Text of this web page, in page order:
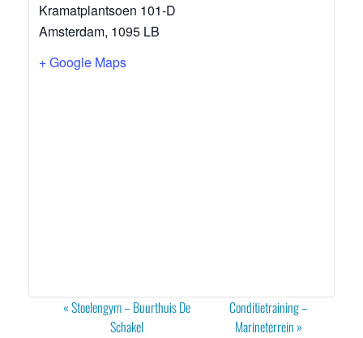
Kramatplantsoen 101-D
Amsterdam, 1095 LB
+ Google Maps
Evenement
«Stoelengym – Buurthuis De
Schakel
Conditietraining –
Marineterrein»